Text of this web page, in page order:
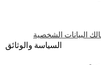
البيانات الشخصية
السياسة والوثائق